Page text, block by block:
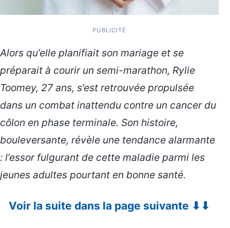
PUBLICITÉ
Alors qu’elle planifiait son mariage et se
préparait à courir un semi-marathon, Rylie
Toomey, 27 ans, s’est retrouvée propulsée
dans un combat inattendu contre un cancer du
côlon en phase terminale. Son histoire,
bouleversante, révèle une tendance alarmante
: l’essor fulgurant de cette maladie parmi les
jeunes adultes pourtant en bonne santé.
Voir la suite dans la page suivante ⬇⬇